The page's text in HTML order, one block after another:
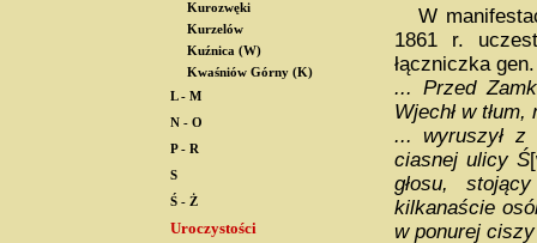
Kurozwęki
Kurzelów
Kuźnica (W)
Kwaśniów Górny (K)
L - M
N - O
P - R
S
Ś - Ż
Uroczystości
W
1861 r.
łączniczka
... Przed
Wjechł w
... wyruszył z
ciasnej ulicy Ś
głosu,
kilkanaście
w ponurej ciszy